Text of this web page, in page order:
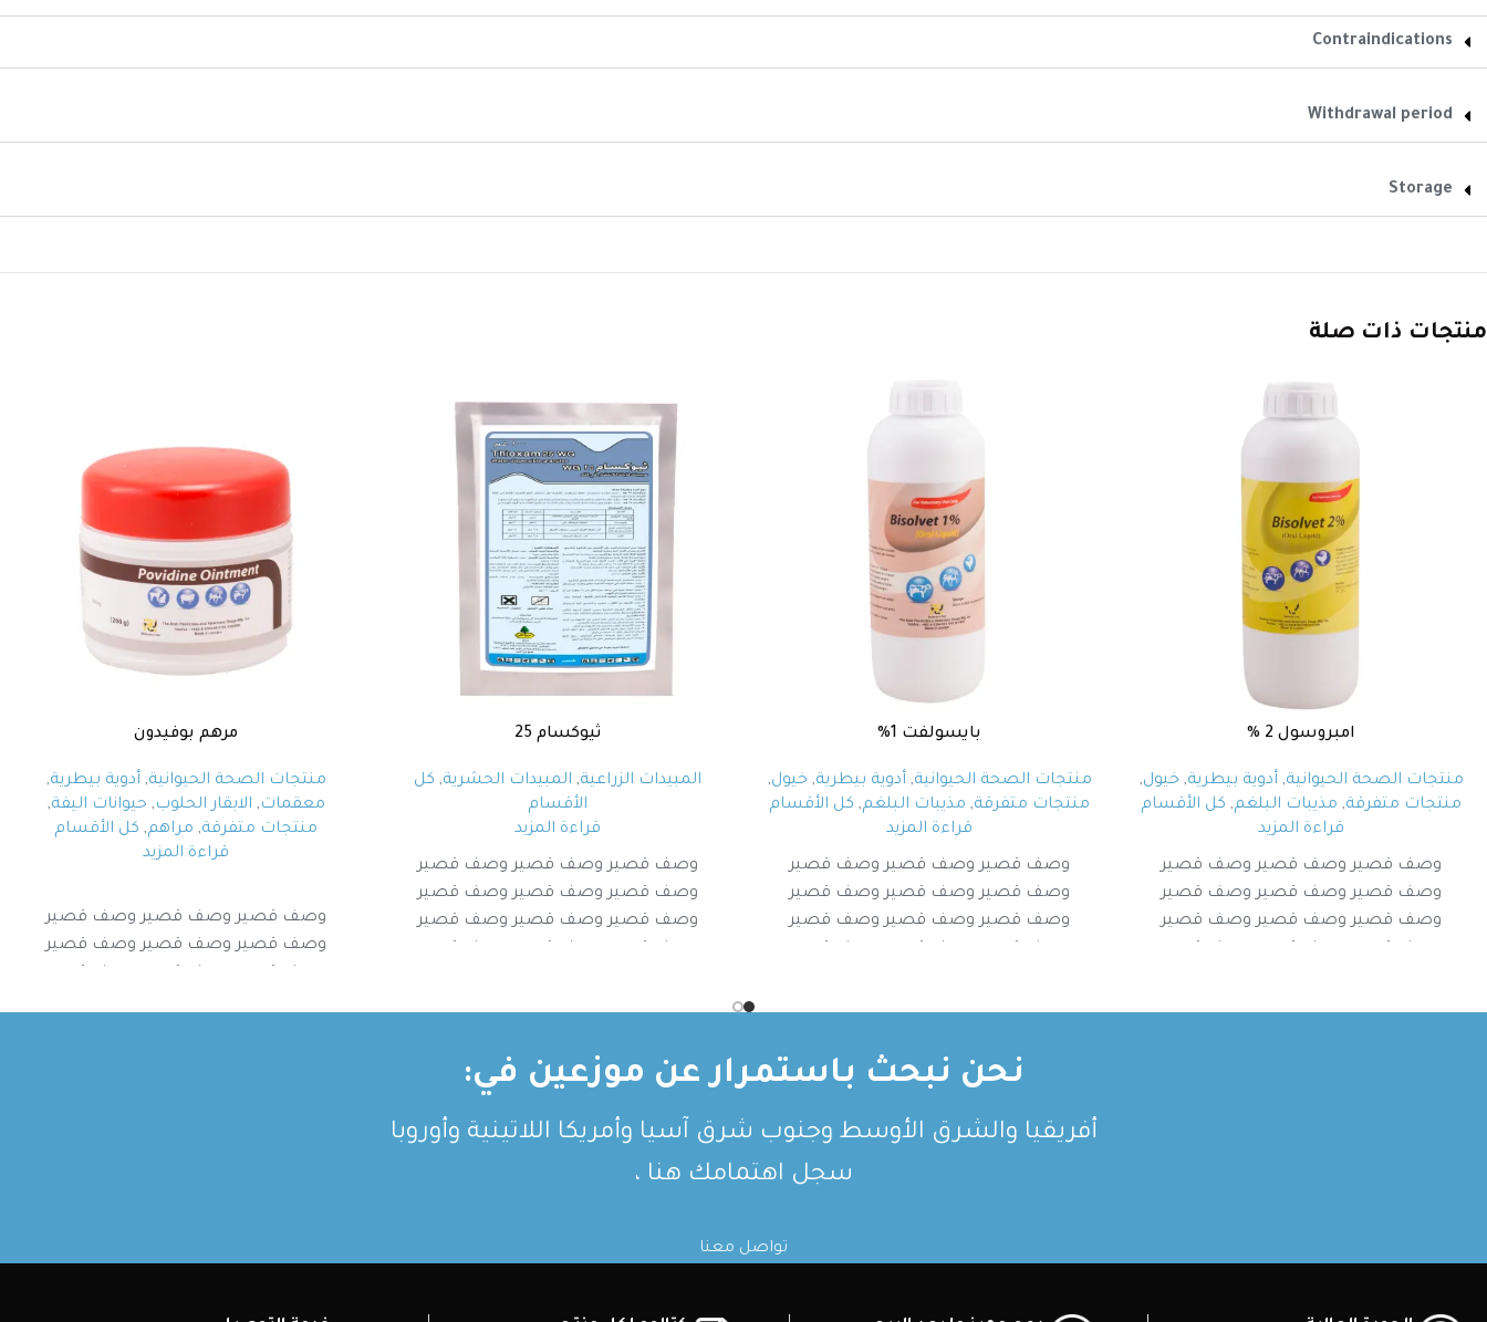
Contraindications
Withdrawal period
Storage
منتجات ذات صلة
امبروسول 2 %
منتجات الصحة الحيوانية, أدوية بيطرية,خيول,
منتجات متفرقة, مذيبات البلغم, كل الأقسام
قراءة المزيد
وصف قصير وصف قصير وصف قصير
وصف قصير وصف قصير وصف قصير
وصف قصير وصف قصير وصف قصير
بايسولفت 1%
منتجات الصحة الحيوانية, أدوية بيطرية,خيول,
منتجات متفرقة, مذيبات البلغم, كل الأقسام
قراءة المزيد
وصف قصير وصف قصير وصف قصير
وصف قصير وصف قصير وصف قصير
وصف قصير وصف قصير وصف قصير
ثيوكسام 25
المبيدات الزراعية, المبيدات الحشرية, كل
الأقسام
قراءة المزيد
وصف قصير وصف قصير وصف قصير
وصف قصير وصف قصير وصف قصير
وصف قصير وصف قصير وصف قصير
مرهم بوفيدون
منتجات الصحة الحيوانية, أدوية بيطرية,
معقمات, الابقار الحلوب, حيوانات اليفة,
منتجات متفرقة, مراهم, كل الأقسام
قراءة المزيد
وصف قصير وصف قصير وصف قصير
وصف قصير وصف قصير وصف قصير
نحن نبحث باستمرار عن موزعين في:
أفريقيا والشرق الأوسط وجنوب شرق آسيا وأمريكا اللاتينية وأوروبا
سجل اهتمامك هنا ،
تواصل معنا